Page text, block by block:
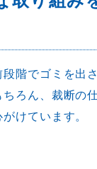
階でゴミを出
ろん、裁断の
けています。